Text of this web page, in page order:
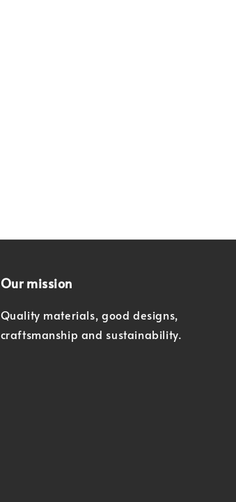
Our mission
Quality materials, good designs,
craftsmanship and sustainability.